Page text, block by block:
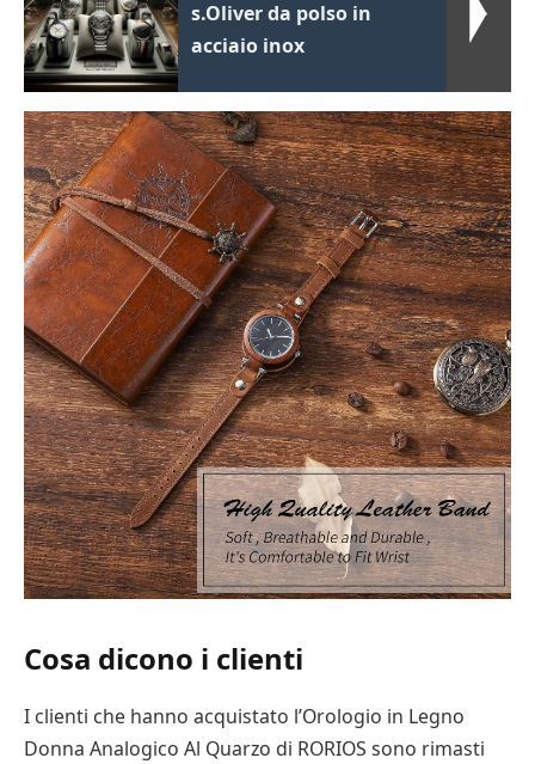
s.Oliver da polso in
acciaio inox
Cosa dicono i clienti
I clienti che hanno acquistato l’Orologio in Legno
Donna Analogico Al Quarzo di RORIOS sono rimasti